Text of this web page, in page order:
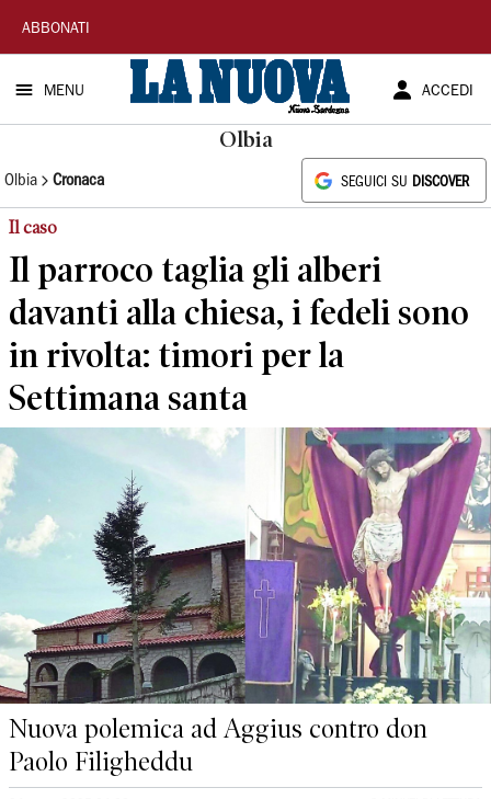
La
Nuova
Sardegna
ABBONATI
MENU ACCEDI
Olbia
Olbia Cronaca SEGUICI SU DISCOVER
Il caso
Il parroco taglia gli alberi
davanti alla chiesa, i fedeli sono
in rivolta: timori per la
Settimana santa
Nuova polemica ad Aggius contro don
Paolo Filigheddu